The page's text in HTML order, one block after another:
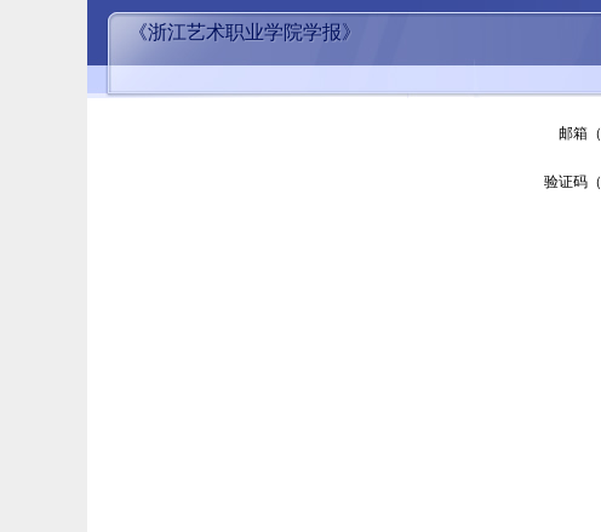
《浙江艺术职业学院学报》
邮箱（
验证码（